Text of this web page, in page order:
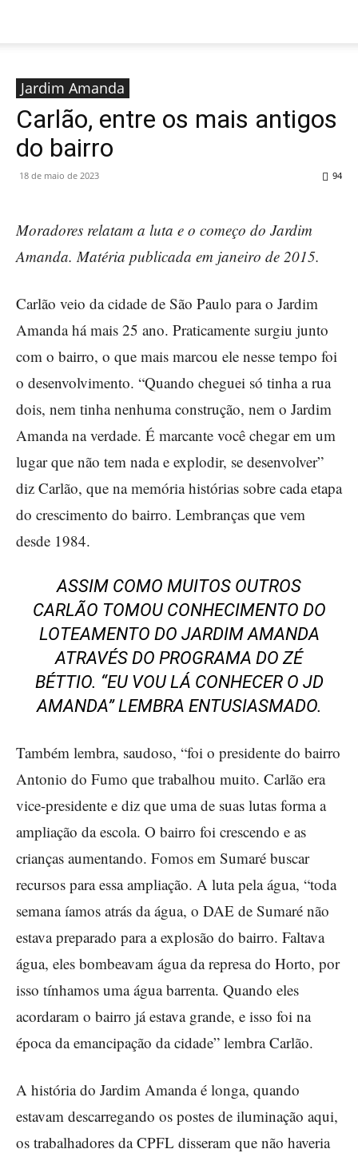
Jardim Amanda
Carlão, entre os mais antigos
do bairro
18 de maio de 2023 94
Moradores relatam a luta e o começo do Jardim
Amanda. Matéria publicada em janeiro de 2015.
Carlão veio da cidade de São Paulo para o Jardim
Amanda há mais 25 ano. Praticamente surgiu junto
com o bairro, o que mais marcou ele nesse tempo foi
o desenvolvimento. “Quando cheguei só tinha a rua
dois, nem tinha nenhuma construção, nem o Jardim
Amanda na verdade. É marcante você chegar em um
lugar que não tem nada e explodir, se desenvolver”
diz Carlão, que na memória histórias sobre cada etapa
do crescimento do bairro. Lembranças que vem
desde 1984.
ASSIM COMO MUITOS OUTROS
CARLÃO TOMOU CONHECIMENTO DO
LOTEAMENTO DO JARDIM AMANDA
ATRAVÉS DO PROGRAMA DO ZÉ
BÉTTIO. “EU VOU LÁ CONHECER O JD
AMANDA” LEMBRA ENTUSIASMADO.
Também lembra, saudoso, “foi o presidente do bairro
Antonio do Fumo que trabalhou muito. Carlão era
vice-presidente e diz que uma de suas lutas forma a
ampliação da escola. O bairro foi crescendo e as
crianças aumentando. Fomos em Sumaré buscar
recursos para essa ampliação. A luta pela água, “toda
semana íamos atrás da água, o DAE de Sumaré não
estava preparado para a explosão do bairro. Faltava
água, eles bombeavam água da represa do Horto, por
isso tínhamos uma água barrenta. Quando eles
acordaram o bairro já estava grande, e isso foi na
época da emancipação da cidade” lembra Carlão.
A história do Jardim Amanda é longa, quando
estavam descarregando os postes de iluminação aqui,
os trabalhadores da CPFL disseram que não haveria